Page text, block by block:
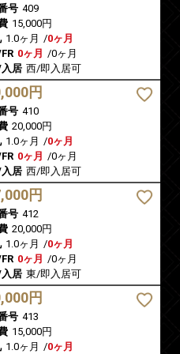
号 409
15,000円
1.0ヶ月 /0ヶ月
0ヶ月 /0ヶ月
居 西/即入居可
円
号 410
20,000円
1.0ヶ月 /0ヶ月
0ヶ月 /0ヶ月
居 西/即入居可
円
号 412
20,000円
1.0ヶ月 /0ヶ月
0ヶ月 /0ヶ月
居 東/即入居可
円
号 413
15,000円
1.0ヶ月 /0ヶ月